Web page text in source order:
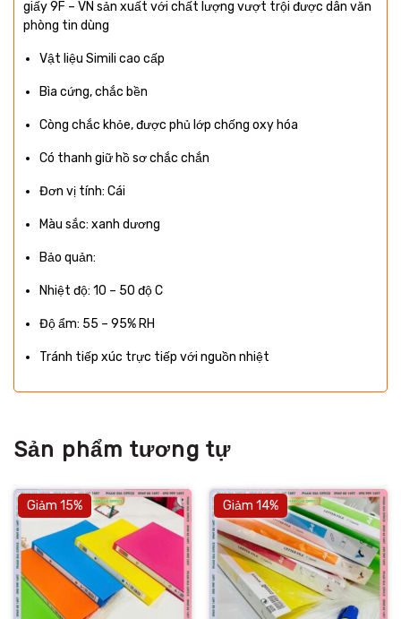
giấy 9F – VN sản xuất với chất lượng vượt trội được dân văn
phòng tin dùng
Vật liệu Simili cao cấp
Bìa cứng, chắc bền
Còng chắc khỏe, được phủ lớp chống oxy hóa
Có thanh giữ hồ sơ chắc chắn
Đơn vị tính: Cái
Màu sắc: xanh dương
Bảo quản:
Nhiệt độ: 10 – 50 độ C
Độ ẩm: 55 – 95% RH
Tránh tiếp xúc trực tiếp với nguồn nhiệt
Sản phẩm tương tự
Giảm 15% Giảm 14%